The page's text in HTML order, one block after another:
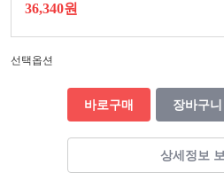
36,340원
선택옵션
바로구매 장바구니
상세정보 보